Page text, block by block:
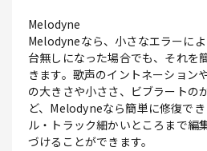
Melodyne
Melodyneなら、小さなエラーに
台無しになった場合でも、それを
きます。歌声のイントネーション
の大きさや小ささ、ビブラートの
ど、Melodyneなら簡単に修復で
ル・トラック細かいところまで編
づけることができます。